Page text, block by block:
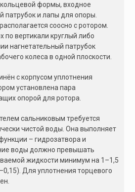
формы, входное
патрубок и лапы для опоры.
соосно с ротором.
по вертикали круглый либо
нагнетательный патрубок
колеса в одной плоскости.
с корпусом уплотнения
установлена пара
опорой для ротора.
сальниковым требуется
чистой воды. Она выполняет
– гидрозатвора и
воды должно превышать
жидкости минимум на 1–1,5
Для уплотнения торцевого